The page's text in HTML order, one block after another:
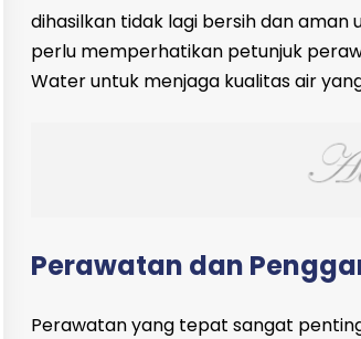
dihasilkan tidak lagi bersih dan aman
perlu memperhatikan petunjuk
Water untuk menjaga kualitas air
Perawatan dan
Perawatan yang tepat sangat